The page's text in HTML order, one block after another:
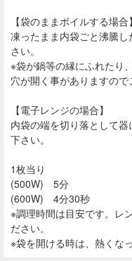
【袋のままボイルする場合】
凍ったまま内袋ごと沸騰
さい。
※袋が鍋等の縁にふれたり
穴が開く事がありますので
【電子レンジの場合】
内袋の端を切り落として
下さい。
1枚当り
(500W) 5分
(600W) 4分30秒
※調理時間は目安です。レ
ださい。
※袋を開ける時は、熱くな